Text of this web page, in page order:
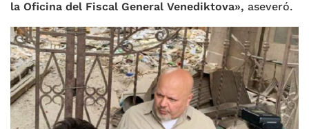
la Oficina del Fiscal General Venediktova», aseveró.